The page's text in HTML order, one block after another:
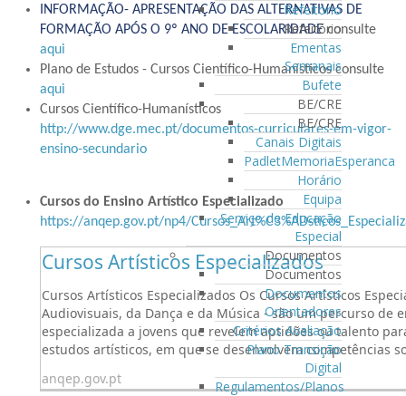
Refeitório
Refeitório
Ementas
Semanais
Bufete
BE/CRE
BE/CRE
Canais Digitais
PadletMemoriaEsperanca
Horário
Equipa
Serviço de Educação
Especial
Documentos
Documentos
Documentos
Orientadores
Critérios Avaliação
Plano Transição
Digital
Regulamentos/Planos
INFORMAÇÃO- APRESENTAÇÃO DAS ALTERNATIVAS DE
FORMAÇÃO APÓS O 9º ANO DE ESCOLARIDADEconsulte
aqui
Plano de Estudos - Cursos Científico-Humanísticos consulte
aqui
Cursos Científico-Humanísticos
http://www.dge.mec.pt/documentos-curriculares-em-vigor-
ensino-secundario
Cursos do Ensino Artístico Especializado
https://anqep.gov.pt/np4/
Cursos Artísticos Especializados
Cursos Artísticos Especializados Os Cursos Artísticos
Audiovisuais, da Dança e da Música - são um percurso de
especializada a jovens que revelem aptidões ou talento
estudos artísticos, em que se desenvolvem competências
anqep.gov.pt